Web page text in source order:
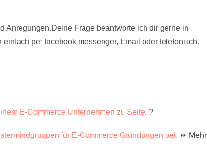
Anregungen.Deine Frage beantworte ich dir gerne in
per facebook messenger, Email oder telefonisch.
E-Commerce Unternehmen zu Seite. ?
für E-Commerce Gründungen bei. ⏩ Mehr